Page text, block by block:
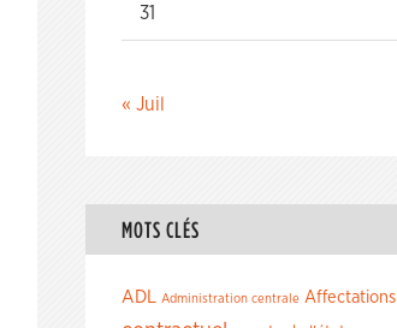
31
« Juil
MOTS CLÉS
ADL Administration centrale Affectations